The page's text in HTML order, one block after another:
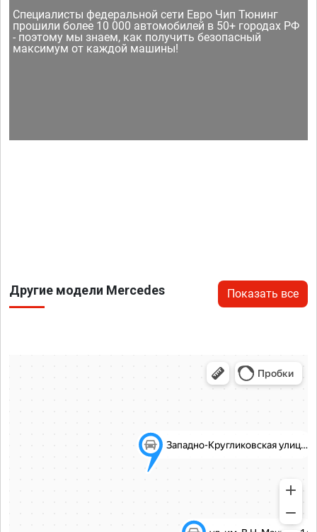
Специалисты федеральной сети Евро Чип Тюнинг
прошили более 10 000 автомобилей в 50+ городах РФ
- поэтому мы знаем, как получить безопасный
максимум от каждой машины!
Другие модели Mercedes Показать все